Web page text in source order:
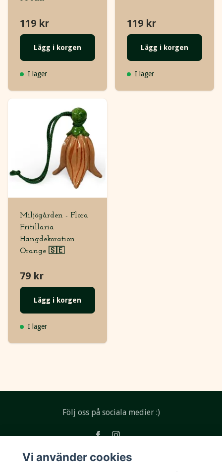
119 kr
Lägg i korgen
I lager
119 kr
Lägg i korgen
I lager
Miljögården - Flora
Fritillaria
Hängdekoration
Orange 🇸🇪
79 kr
Lägg i korgen
I lager
Följ oss på sociala medier :)
Vi använder cookies